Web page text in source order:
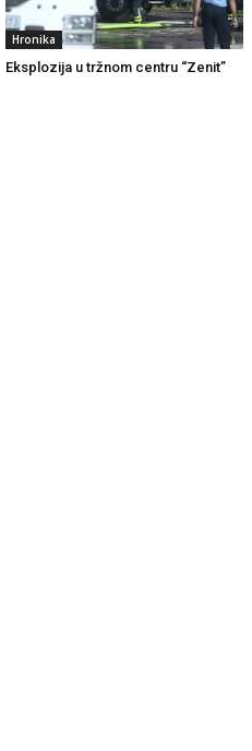
Hronika
Eksplozija u tržnom centru “Zenit”